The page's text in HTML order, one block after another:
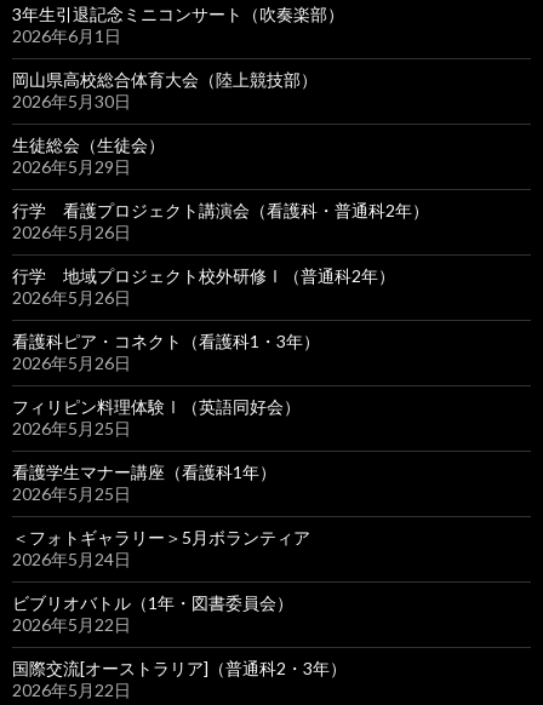
3年生引退記念ミニコンサート（吹奏楽部）
2026年6月1日
岡山県高校総合体育大会（陸上競技部）
2026年5月30日
生徒総会（生徒会）
2026年5月29日
行学 看護プロジェクト講演会（看護科・普通科2年）
2026年5月26日
行学 地域プロジェクト校外研修Ⅰ（普通科2年）
2026年5月26日
看護科ピア・コネクト（看護科1・3年）
2026年5月26日
フィリピン料理体験Ⅰ（英語同好会）
2026年5月25日
看護学生マナー講座（看護科1年）
2026年5月25日
＜フォトギャラリー＞5月ボランティア
2026年5月24日
ビブリオバトル（1年・図書委員会）
2026年5月22日
国際交流[オーストラリア]（普通科2・3年）
2026年5月22日